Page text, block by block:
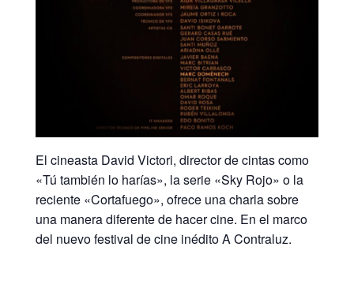
El cineasta David Victori, director de cintas como
«Tú también lo harías», la serie «Sky Rojo» o la
reciente «Cortafuego», ofrece una charla sobre
una manera diferente de hacer cine. En el marco
del nuevo festival de cine inédito A Contraluz.